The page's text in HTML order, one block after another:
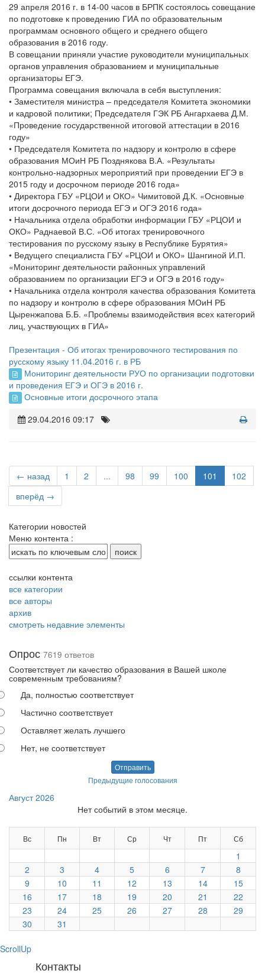
29 апреля 2016 г. в 14-00 часов в БРПК состоялось совещание
по подготовке к проведению ГИА по образовательным
программам основного общего и среднего общего
образования в 2016 году.
В совещании приняли участие руководители муниципальных
органов управления образованием и муниципальные
организаторы ЕГЭ.
Программа совещания включала в себя выступления:
• Заместителя министра – председателя Комитета экономики
и кадровой политики; Председателя ГЭК РБ Ангархаева Д.М.
«Проведение государственной итоговой аттестации в 2016
году»
• Председателя Комитета по надзору и контролю в сфере
образования МОиН РБ Позднякова В.А. «Результаты
контрольно-надзорных мероприятий при проведении ЕГЭ в
2015 году и досрочном периоде 2016 года»
• Директора ГБУ «РЦОИ и ОКО» Чимитовой Д.К. «Основные
итоги досрочного периода ЕГЭ и ОГЭ 2016 года»
• Начальника отдела обработки информации ГБУ «РЦОИ и
ОКО» Раднаевой В.С. «Об итогах тренировочного
тестирования по русскому языку в Республике Бурятия»
• Ведущего специалиста ГБУ «РЦОИ и ОКО» Шангиной И.П.
«Мониторинг деятельности районных управлений
образованием по организации ЕГЭ и ОГЭ в 2016 году»
• Начальника отдела контроля качества образования Комитета
по надзору и контролю в сфере образования МОиН РБ
Цыренжапова Б.Б. «Проблемы взаимодействия всех категорий
лиц, участвующих в ГИА»
Презентация - Об итогах тренировочного тестирования по
русскому языку 11.04.2016 г. в РБ
Мониторинг деятельности РУО по организации подготовки
и проведения ЕГЭ и ОГЭ в 2016 г.
Основные итоги досрочного этапа
29.04.2016 09:17
← назад 1 2 ... 98 99 100 101
102
вперёд →
Категории новостей
Меню контента :
ссылки контента
все категории
все авторы
архив
смотреть недавние элементы
Опрос 7619 ответов
Соответствует ли качество образования в Вашей школе
современным требованиям?
Да, полностью соответствует
Частично соответствует
Оставляет желать лучшего
Нет, не соответствует
Отправить
Предыдущие голосования
Август 2026
Нет событий в этом месяце.
Вс Пн Вт Ср Чт Пт Сб
1
2
3 4 5 6 7
8
9
10 11 12 13 14
15
16
17 18 19 20 21
22
23
24 25 26 27 28
29
30
31
ScrollUp
Контакты